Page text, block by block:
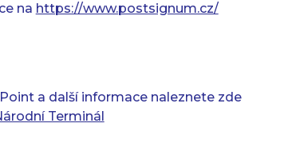
na https://www.postsignum.cz/
a další informace naleznete zde
Terminál